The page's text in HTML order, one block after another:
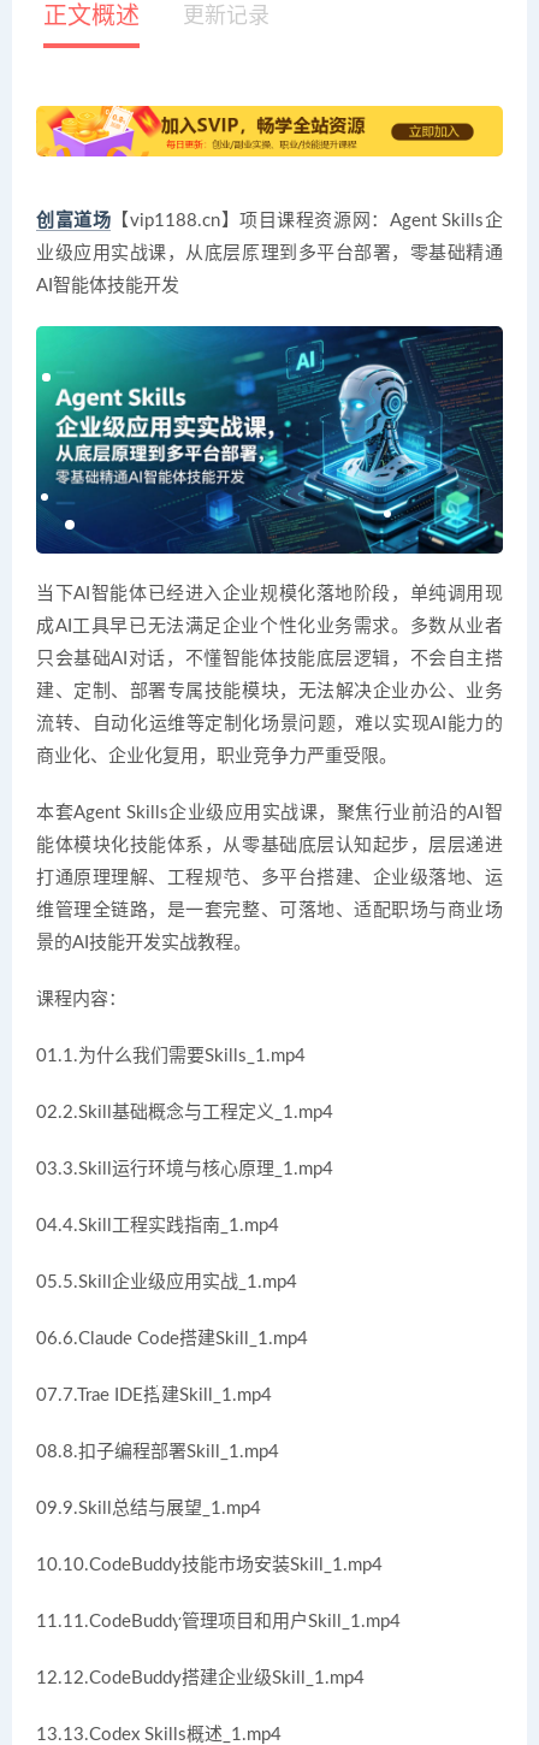
正文概述 更新记录
创富道场 【vip1188.cn】项目课程资源网：Agent Skills企
业级应用实战课，从底层原理到多平台部署，零基础精通
AI智能体技能开发
当下AI智能体已经进入企业规模化落地阶段，单纯调用现
成AI工具早已无法满足企业个性化业务需求。多数从业者
只会基础AI对话，不懂智能体技能底层逻辑，不会自主搭
建、定制、部署专属技能模块，无法解决企业办公、业务
流转、自动化运维等定制化场景问题，难以实现AI能力的
商业化、企业化复用，职业竞争力严重受限。
本套Agent Skills企业级应用实战课，聚焦行业前沿的AI智
能体模块化技能体系，从零基础底层认知起步，层层递进
打通原理理解、工程规范、多平台搭建、企业级落地、运
维管理全链路，是一套完整、可落地、适配职场与商业场
景的AI技能开发实战教程。
课程内容：
01.1.为什么我们需要Skills_1.mp4
02.2.Skill基础概念与工程定义_1.mp4
03.3.Skill运行环境与核心原理_1.mp4
04.4.Skill工程实践指南_1.mp4
05.5.Skill企业级应用实战_1.mp4
06.6.Claude Code搭建Skill_1.mp4
07.7.Trae IDE搭建Skill_1.mp4
08.8.扣子编程部署Skill_1.mp4
09.9.Skill总结与展望_1.mp4
10.10.CodeBuddy技能市场安装Skill_1.mp4
11.11.CodeBuddy管理项目和用户Skill_1.mp4
12.12.CodeBuddy搭建企业级Skill_1.mp4
13.13.Codex Skills概述_1.mp4